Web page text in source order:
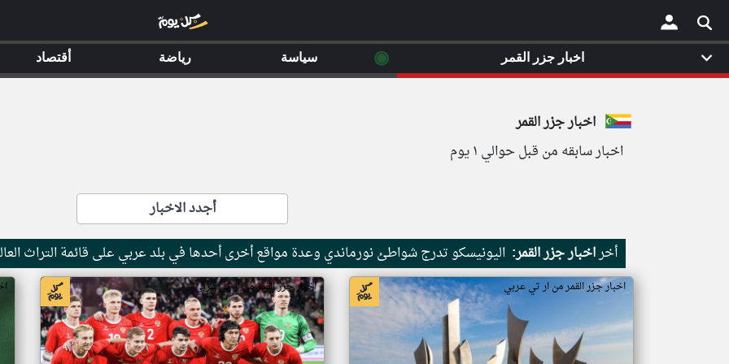
×
اخبار جزر القمر
اخبار سابقه من قبل حوالي ١ يوم
أجدد الاخبار
أخراخبار جزر القمر: اليونيسكو تدرج شواطئ نورماندي وعدة مواقع أخرى أحدها في بلد عربي على قائمة التراث
اخبار جزر القمر من ار تي عربي اخبار جزر القمر من ار تي عربي
اخبار جزر القمر ◉ سياسة رياضة أقتصاد